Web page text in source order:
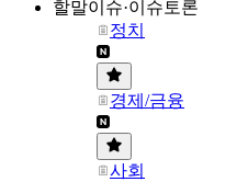
할말이슈·이슈토론
정치
경제/금융
사회